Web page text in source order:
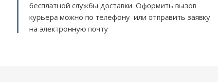
бесплатной службы доставки. Оформить вызов
курьера можно по телефону или отправить заявку
на электронную почту